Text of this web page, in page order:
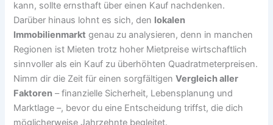
kann, sollte ernsthaft über einen Kauf nachdenken.
Darüber hinaus lohnt es sich, den lokalen
Immobilienmarkt genau zu analysieren, denn in manchen
Regionen ist Mieten trotz hoher Mietpreise wirtschaftlich
sinnvoller als ein Kauf zu überhöhten Quadratmeterpreisen.
Nimm dir die Zeit für einen sorgfältigenVergleich aller
Faktoren – finanzielle Sicherheit, Lebensplanung und
Marktlage –, bevor du eine Entscheidung triffst, die dich
möglicherweise Jahrzehnte begleitet.